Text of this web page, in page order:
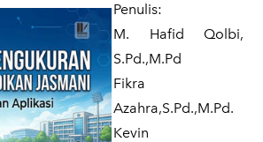
Penulis:
M. Hafid Qolbi,
S.Pd.,M.Pd
Fikra
Azahra,S.Pd.,M.Pd.
​Kevin